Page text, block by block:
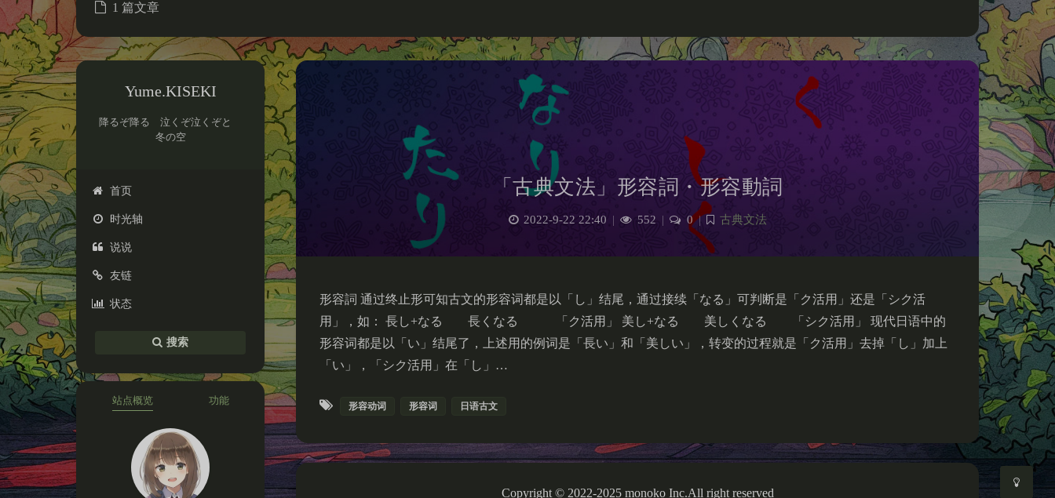
夜间模式
Sans Serif
1 篇文章
Yume.KISEKI
降るぞ降る 泣くぞ泣くぞと
冬の空
首页
时光轴
说说
友链
状态
搜索
站点概览 功能
「古典文法」形容詞・形容動詞
2022-9-22 22:40 | 552 | 0 | 古典文法
形容詞 通过终止形可知古文的形容词都是以「し」结尾，通过接续「なる」可判断是「ク活用」还是「シク活
用」，如： 長し+なる 長くなる 「ク活用」 美し+なる 美しくなる 「シク活用」 现代日语中的
形容词都是以「い」结尾了，上述用的例词是「長い」和「美しい」，转变的过程就是「ク活用」去掉「し」加上
「い」，「シク活用」在「し」…
形容动词 形容词 日语古文
Copyright © 2022-2025 monoko Inc.All right reserved